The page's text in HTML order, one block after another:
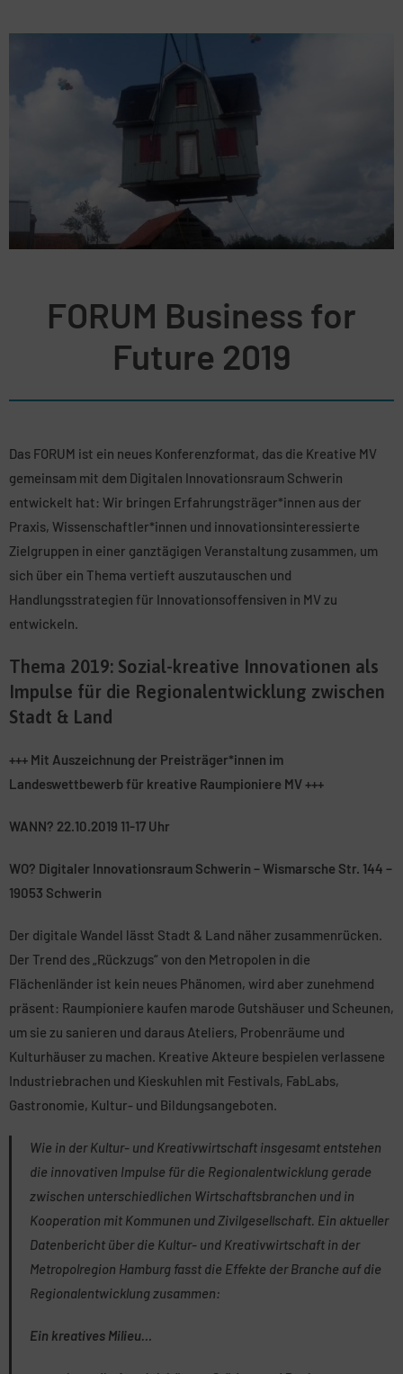
FORUM Business for
Future 2019
Das FORUM ist ein neues Konferenzformat, das die Kreative MV
gemeinsam mit dem Digitalen Innovationsraum Schwerin
entwickelt hat: Wir bringen Erfahrungsträger*innen aus der
Praxis, Wissenschaftler*innen und innovationsinteressierte
Zielgruppen in einer ganztägigen Veranstaltung zusammen, um
sich über ein Thema vertieft auszutauschen und
Handlungsstrategien für Innovationsoffensiven in MV zu
entwickeln.
Thema 2019: Sozial-kreative Innovationen als
Impulse für die Regionalentwicklung zwischen
Stadt & Land
+++ Mit Auszeichnung der Preisträger*innen im
Landeswettbewerb für kreative Raumpioniere MV+++
WANN? 22.10.2019 11-17 Uhr
WO? Digitaler Innovationsraum Schwerin – Wismarsche Str. 144 –
19053 Schwerin
Der digitale Wandel lässt Stadt & Land näher zusammenrücken.
Der Trend des „Rückzugs“ von den Metropolen in die
Flächenländer ist kein neues Phänomen, wird aber zunehmend
präsent: Raumpioniere kaufen marode Gutshäuser und Scheunen,
um sie zu sanieren und daraus Ateliers, Probenräume und
Kulturhäuser zu machen. Kreative Akteure bespielen verlassene
Industriebrachen und Kieskuhlen mit Festivals, FabLabs,
Gastronomie, Kultur- und Bildungsangeboten.
Wie in der Kultur- und Kreativwirtschaft insgesamt entstehen
die innovativen Impulse für die Regionalentwicklung gerade
zwischen unterschiedlichen Wirtschaftsbranchen und in
Kooperation mit Kommunen und Zivilgesellschaft. Ein aktueller
Datenbericht über die Kultur- und Kreativwirtschaft in der
Metropolregion Hamburg fasst die Effekte der Branche auf die
Regionalentwicklung zusammen:
Ein kreatives Milieu…